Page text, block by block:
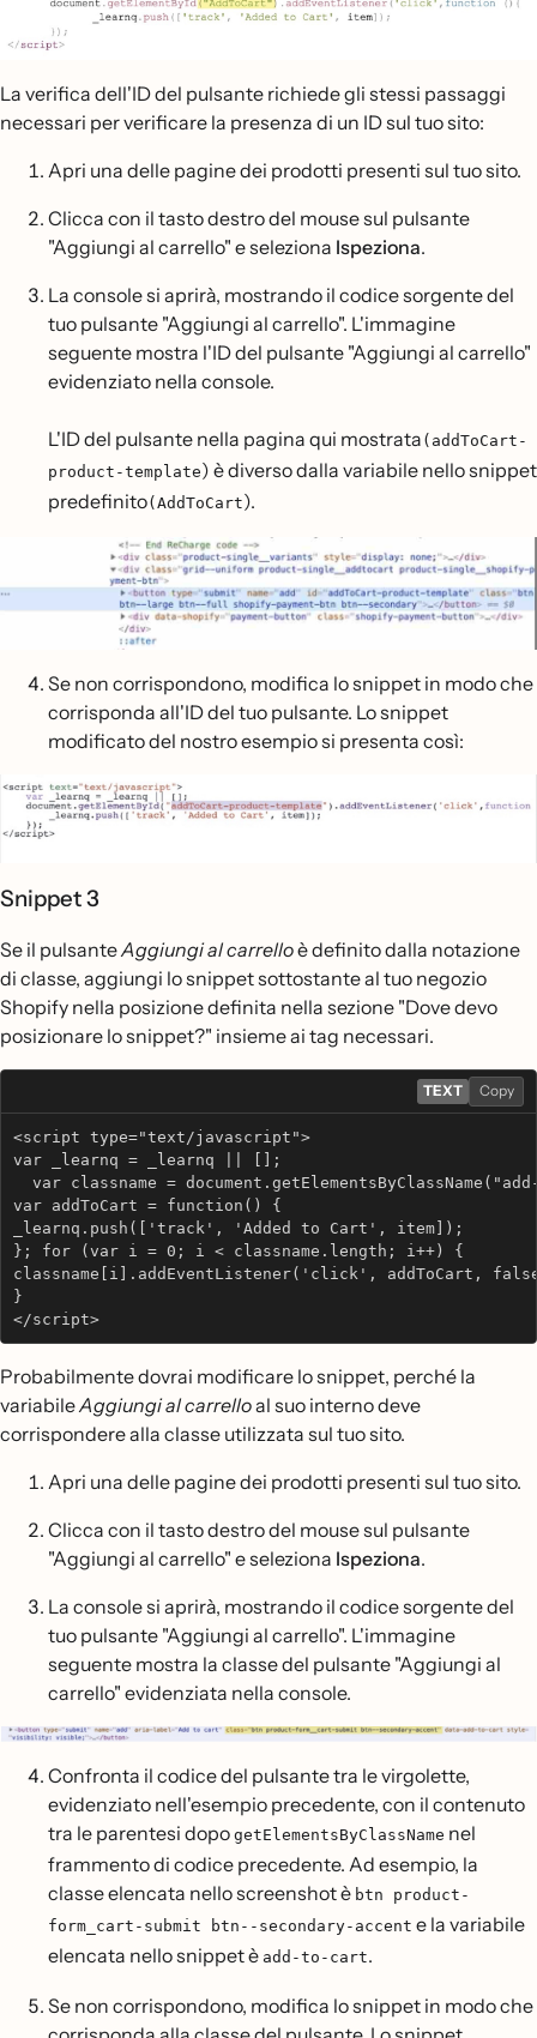
La verifica dell'ID del pulsante richiede gli stessi passaggi
necessari per verificare la presenza di un ID sul tuo sito:
Apri una delle pagine dei prodotti presenti sul tuo sito.
Clicca con il tasto destro del mouse sul pulsante
"Aggiungi al carrello" e seleziona Ispeziona.
La console si aprirà, mostrando il codice sorgente del
tuo pulsante "Aggiungi al carrello". L'immagine
seguente mostra l'ID del pulsante "Aggiungi al carrello"
evidenziato nella console.
L'ID del pulsante nella pagina qui mostrata (addToCart-
product-template) è diverso dalla variabile nello snippet
predefinito(AddToCart).
Se non corrispondono, modifica lo snippet in modo che
corrisponda all'ID del tuo pulsante. Lo snippet
modificato del nostro esempio si presenta così:
Snippet 3
Se il pulsanteAggiungi al carrelloè definito dalla notazione
di classe, aggiungi lo snippet sottostante al tuo negozio
Shopify nella posizione definita nella sezione "Dove devo
posizionare lo snippet?" insieme ai tag necessari.
TEXT Copy
<script type="text/javascript">
var _learnq = _learnq || [];
var classname =
var addToCart = function() {
_learnq.push(['track', 'Added to Cart', item]);
}; for (var i = 0; i < classname.length; i++) {
classname[i].addEventListener('click', addToCart,
}
</script>
Probabilmente dovrai modificare lo snippet, perché la
variabileAggiungi al carrelloal suo interno deve
corrispondere alla classe utilizzata sul tuo sito.
Apri una delle pagine dei prodotti presenti sul tuo sito.
Clicca con il tasto destro del mouse sul pulsante
"Aggiungi al carrello" e seleziona Ispeziona.
La console si aprirà, mostrando il codice sorgente del
tuo pulsante "Aggiungi al carrello". L'immagine
seguente mostra la classe del pulsante "Aggiungi al
carrello" evidenziata nella console.
Confronta il codice del pulsante tra le virgolette,
evidenziato nell'esempio precedente, con il contenuto
tra le parentesi dopo getElementsByClassName nel
frammento di codice precedente. Ad esempio, la
classe elencata nello screenshot è btn product-
form_cart-submit btn--secondary-accent e la variabile
elencata nello snippet è add-to-cart.
Se non corrispondono, modifica lo snippet in modo che